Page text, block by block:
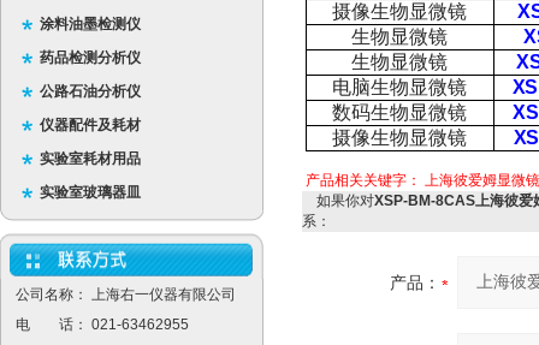
涂料油墨检测仪
药品检测分析仪
公路石油分析仪
仪器配件及耗材
实验室耗材用品
实验室玻璃器皿
公司名称： 上海右一仪器有限公司
电 话： 021-63462955
摄像生物显微镜
生物显微镜
生物显微镜
电脑生物显微镜
数码生物显微镜
摄像生物显微镜
产品相关关键字： 上海彼爱姆显微镜
如果你对XSP-BM-8CAS上海彼爱
系：
产品：